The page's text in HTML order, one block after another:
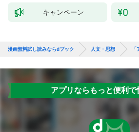
キャンペーン
漫画無料試し読みならdブック 人文・思想
アプリならもっと便利で